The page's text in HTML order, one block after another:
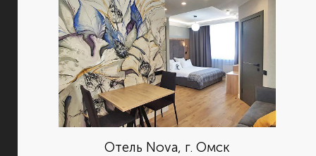
Отель Nova, г. Омск